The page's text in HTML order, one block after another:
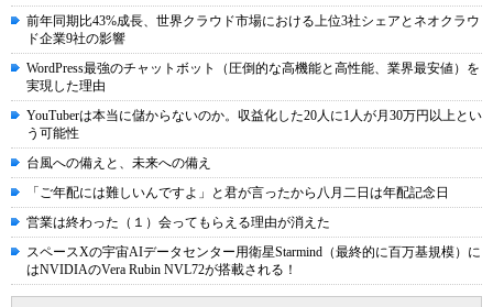
前年同期比43%成長、世界クラウド市場における上位3社シェアとネオクラウ
ド企業9社の影響
WordPress最強のチャットボット（圧倒的な高機能と高性能、業界最安値）を
実現した理由
YouTuberは本当に儲からないのか。収益化した20人に1人が月30万円以上とい
う可能性
台風への備えと、未来への備え
「ご年配には難しいんですよ」と君が言ったから八月二日は年配記念日
営業は終わった（１）会ってもらえる理由が消えた
スペースXの宇宙AIデータセンター用衛星Starmind（最終的に百万基規模）に
はNVIDIAのVera Rubin NVL72が搭載される！